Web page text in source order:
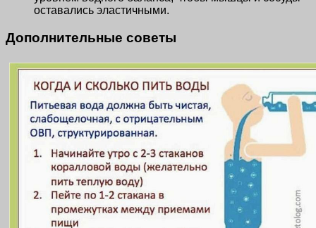
оставались эластичными.
Дополнительные советы